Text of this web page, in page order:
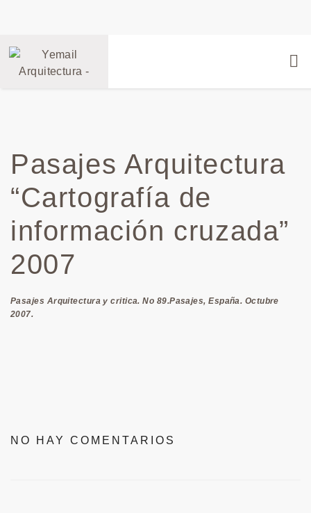
Pasajes Arquitectura
“Cartografía de
información cruzada”
2007
Pasajes Arquitectura y critica. No 89.Pasajes, España. Octubre
2007.
NO HAY COMENTARIOS